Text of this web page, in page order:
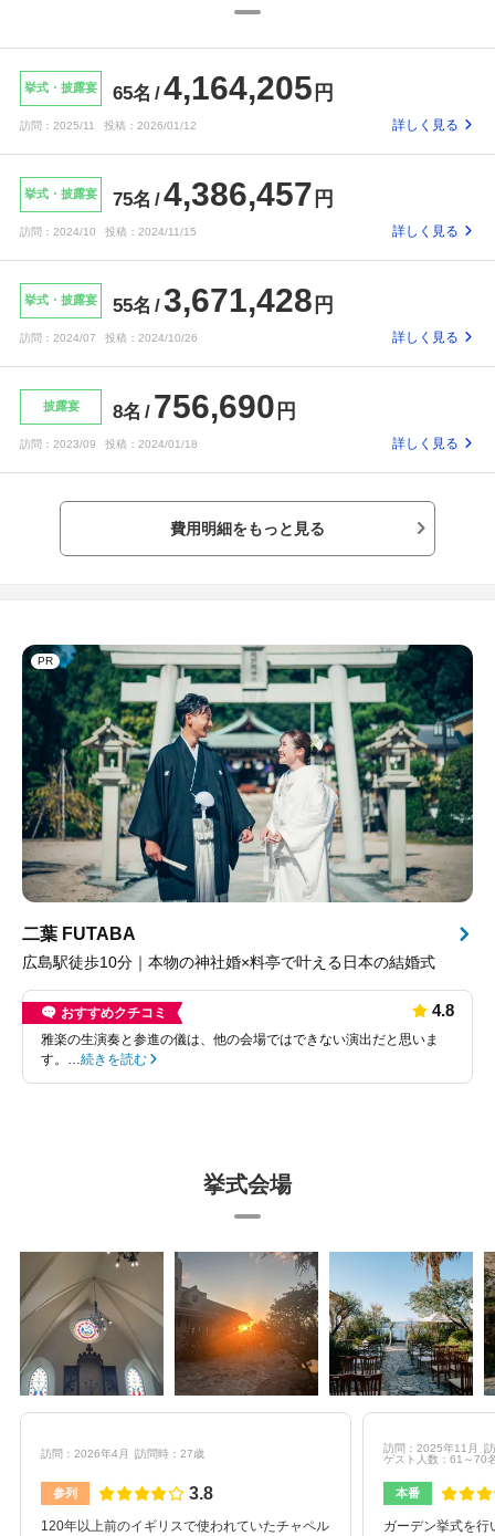
挙式・披露宴 65名 4,164,205 円
訪問： 2025/11 投稿： 2026/01/12 詳しく見る
挙式・披露宴 75名 4,386,457 円
訪問： 2024/10 投稿： 2024/11/15 詳しく見る
挙式・披露宴 55名 3,671,428 円
訪問： 2024/07 投稿： 2024/10/26 詳しく見る
披露宴 8名 756,690 円
訪問： 2023/09 投稿： 2024/01/18 詳しく見る
費用明細をもっと見る
PR
二葉 FUTABA
広島駅徒歩10分｜本物の神社婚×料亭で叶える日本の結婚式
おすすめクチコミ 4.8
雅楽の生演奏と参進の儀は、他の会場ではできない演出だと思いま
す。…続きを読む
挙式会場
訪問：2026年4月 訪問時：27歳
参列 3.8
120年以上前のイギリスで使われていたチャペル
訪問：2025年11月
ゲスト人数：61～70
本番
ガーデン挙式を行